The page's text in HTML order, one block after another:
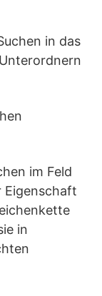
in das
im Feld
Eigenschaft
in